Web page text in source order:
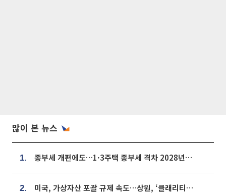
많이 본 뉴스
1. 종부세 개편에도…1·3주택 종부세 격차 2028년부터 확대
2. 미국, 가상자산 포괄 규제 속도…상원, ‘클래리티법’ 9월 절차투표 추진